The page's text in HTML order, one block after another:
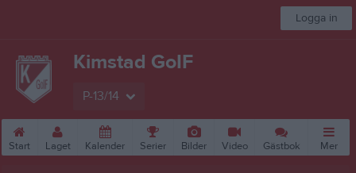
Logga in
Kimstad GoIF
P-13/14
Start Laget Kalender Serier Bilder Video Gästbok Mer